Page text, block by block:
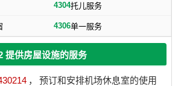
4304托儿服务
4306单一服务
提供房屋设施的服务
，
预订和安排机场休息室的使用